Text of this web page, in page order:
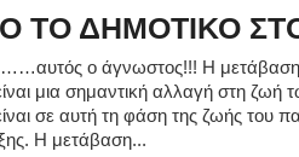
ΤΟ ΔΗΜΟΤΙΚΟ
ο άγνωστος!!! Η μετάβαση
μια σημαντική αλλαγή στη
σε αυτή τη φάση της ζωής του
Η μετάβαση...